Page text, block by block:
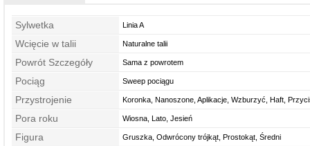
Sylwetka Linia A
Wcięcie w talii Naturalne talii
Powrót Szczegóły Sama z powrotem
Pociąg Sweep pociągu
Przystrojenie Koronka, Nanoszone, Aplikacje, Wzburzyć, Haft,
Pora roku Wiosna, Lato, Jesień
Figura Gruszka, Odwrócony trójkąt, Prostokąt, Średni